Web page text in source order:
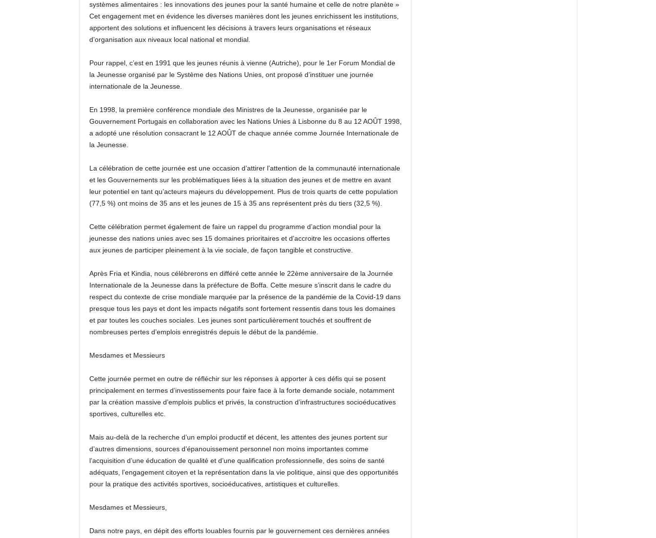
systèmes alimentaires : les innovations des jeunes pour la santé humaine et celle de notre planète »
Cet engagement met en évidence les diverses manières dont les jeunes enrichissent les institutions,
apportent des solutions et influencent les décisions à travers leurs organisations et réseaux
d’organisation aux niveaux local national et mondial.
Pour rappel, c’est en 1991 que les jeunes réunis à vienne (Autriche), pour le 1er Forum Mondial de
la Jeunesse organisé par le Système des Nations Unies, ont proposé d’instituer une journée
internationale de la Jeunesse.
En 1998, la première conférence mondiale des Ministres de la Jeunesse, organisée par le
Gouvernement Portugais en collaboration avec les Nations Unies à Lisbonne du 8 au 12 AOÛT 1998,
a adopté une résolution consacrant le 12 AOÛT de chaque année comme Journée Internationale de
la Jeunesse.
La célébration de cette journée est une occasion d’attirer l’attention de la communauté internationale
et les Gouvernements sur les problématiques liées à la situation des jeunes et de mettre en avant
leur potentiel en tant qu’acteurs majeurs du développement. Plus de trois quarts de cette population
(77,5 %) ont moins de 35 ans et les jeunes de 15 à 35 ans représentent près du tiers (32,5 %).
Cette célébration permet également de faire un rappel du programme d’action mondial pour la
jeunesse des nations unies avec ses 15 domaines prioritaires et d’accroitre les occasions offertes
aux jeunes de participer pleinement à la vie sociale, de façon tangible et constructive.
Après Fria et Kindia, nous célébrerons en différé cette année le 22ème anniversaire de la Journée
Internationale de la Jeunesse dans la préfecture de Boffa. Cette mesure s’inscrit dans le cadre du
respect du contexte de crise mondiale marquée par la présence de la pandémie de la Covid-19 dans
presque tous les pays et dont les impacts négatifs sont fortement ressentis dans tous les domaines
et par toutes les couches sociales. Les jeunes sont particulièrement touchés et souffrent de
nombreuses pertes d’emplois enregistrés depuis le début de la pandémie.
Mesdames et Messieurs
Cette journée permet en outre de réfléchir sur les réponses à apporter à ces défis qui se posent
principalement en termes d’investissements pour faire face à la forte demande sociale, notamment
par la création massive d’emplois publics et privés, la construction d’infrastructures socioéducatives
sportives, culturelles etc.
Mais au-delà de la recherche d’un emploi productif et décent, les attentes des jeunes portent sur
d’autres dimensions, sources d’épanouissement personnel non moins importantes comme
l’acquisition d’une éducation de qualité et d’une qualification professionnelle, des soins de santé
adéquats, l’engagement citoyen et la représentation dans la vie politique, ainsi que des opportunités
pour la pratique des activités sportives, socioéducatives, artistiques et culturelles.
Mesdames et Messieurs,
Dans notre pays, en dépit des efforts louables fournis par le gouvernement ces dernières années